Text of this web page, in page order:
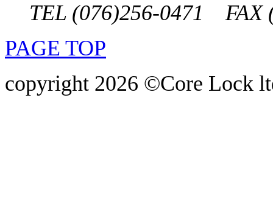
TEL (076)256-0471 FAX
PAGE TOP
copyright 2026 ©Core Lock